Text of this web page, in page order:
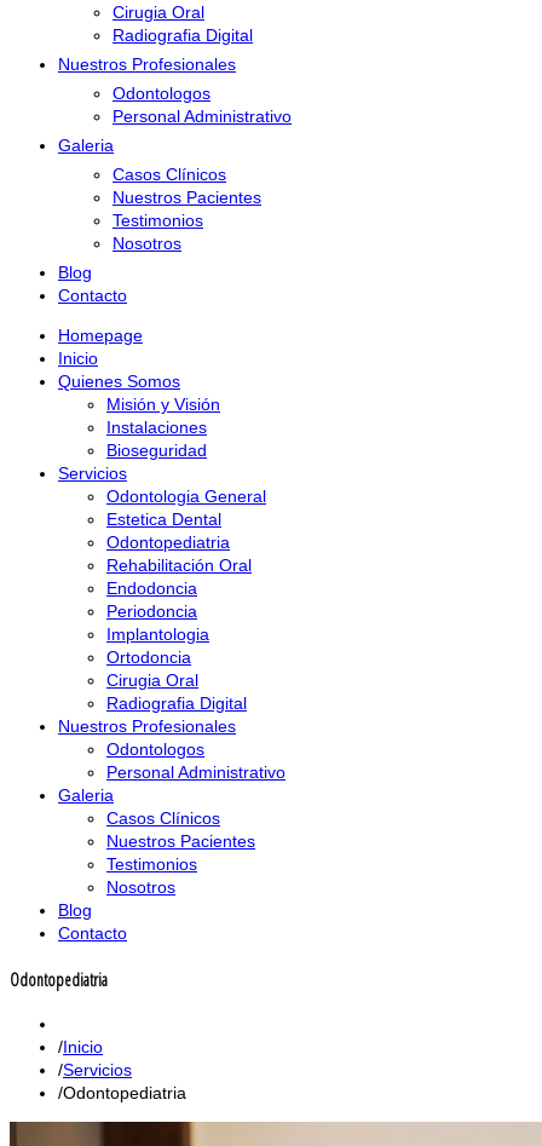
Cirugia Oral
Radiografia Digital
Nuestros Profesionales
Odontologos
Personal Administrativo
Galeria
Casos Clínicos
Nuestros Pacientes
Testimonios
Nosotros
Blog
Contacto
Homepage
Inicio
Quienes Somos
Misión y Visión
Instalaciones
Bioseguridad
Servicios
Odontologia General
Estetica Dental
Odontopediatria
Rehabilitación Oral
Endodoncia
Periodoncia
Implantologia
Ortodoncia
Cirugia Oral
Radiografia Digital
Nuestros Profesionales
Odontologos
Personal Administrativo
Galeria
Casos Clínicos
Nuestros Pacientes
Testimonios
Nosotros
Blog
Contacto
Odontopediatria
Inicio
Servicios
Odontopediatria